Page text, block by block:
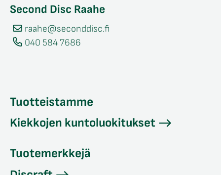
Second Disc Raahe
raahe@seconddisc.fi
040 584 7686
Tuotteistamme
Kiekkojen kuntoluokitukset
Tuotemerkkejä